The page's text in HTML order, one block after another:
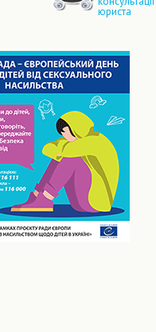
юриста